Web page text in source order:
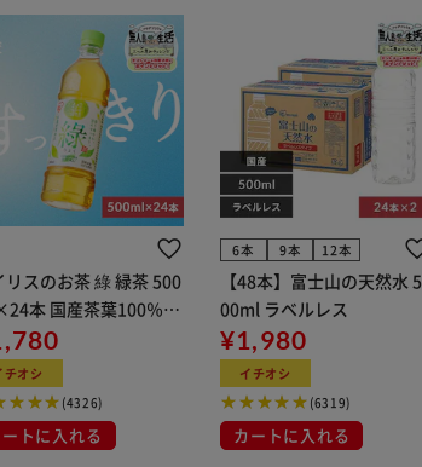
リスのお茶 綠 緑茶 500
本 国産茶葉100％使
チオシ
(4326)
トに入れる
6本 9本 12本
【48本】富士山の天然水 5
00ml ラベルレス
¥1,980
イチオシ
(6319)
カートに入れる